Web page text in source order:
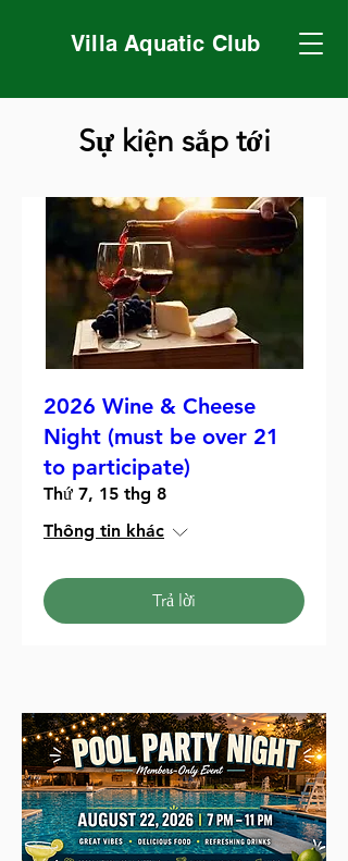
Villa Aquatic Club
Sự kiện sắp tới
2026 Wine & Cheese
Night (must be over 21
to participate)
Thứ 7, 15 thg 8
Thông tin khác
Trả lời